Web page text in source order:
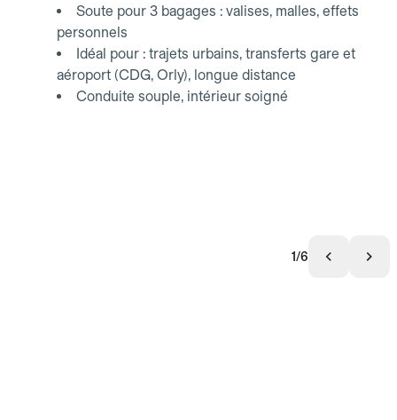
Soute pour 3 bagages : valises, malles, effets
personnels
Idéal pour : trajets urbains, transferts gare et
aéroport (CDG, Orly), longue distance
Conduite souple, intérieur soigné
1/6